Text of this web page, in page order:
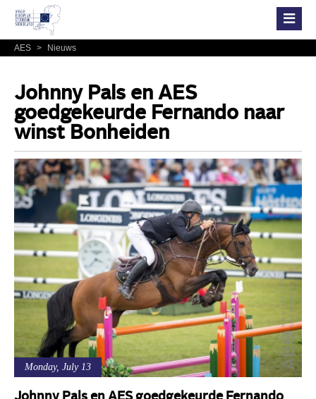
AES > Nieuws
Johnny Pals en AES
goedgekeurde Fernando naar
winst Bonheiden
Monday, July 13